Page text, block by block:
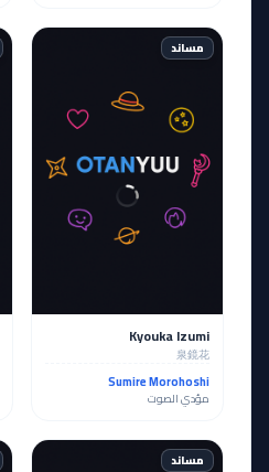
مساند
Kyouka Izumi
泉鏡花
Sumire Morohoshi
مؤدي الصوت
مساند